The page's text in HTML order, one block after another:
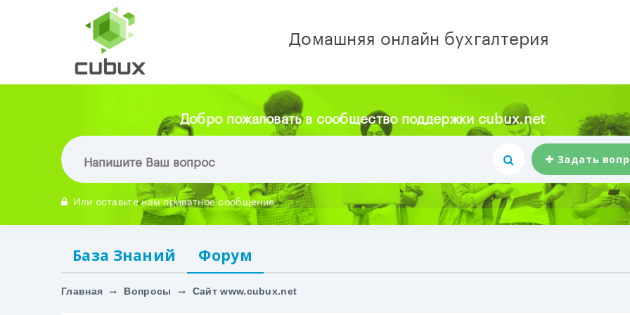
Домашняя онлайн бухгалтерия
Добро пожаловать в сообщество поддержки cubux.net
Задать
Или оставьте нам приватное сообщение
База Знаний Форум
Главная Вопросы Сайт www.cubux.net